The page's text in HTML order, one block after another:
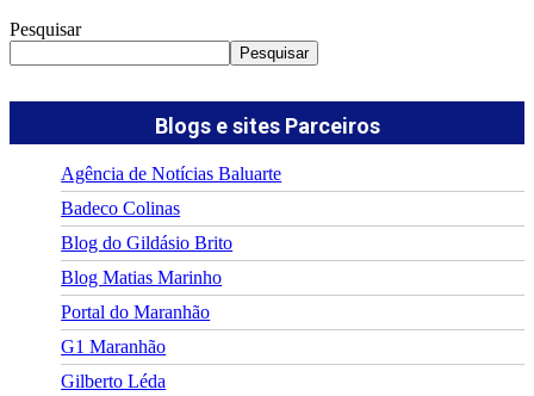
Pesquisar
Pesquisar
Blogs e sites Parceiros
Agência de Notícias Baluarte
Badeco Colinas
Blog do Gildásio Brito
Blog Matias Marinho
Portal do Maranhão
G1 Maranhão
Gilberto Léda